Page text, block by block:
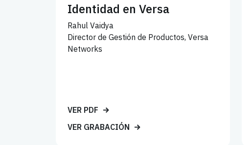
Identidad en Versa
Rahul Vaidya
Director de Gestión de Productos, Versa
Networks
VER PDF
VER GRABACIÓN